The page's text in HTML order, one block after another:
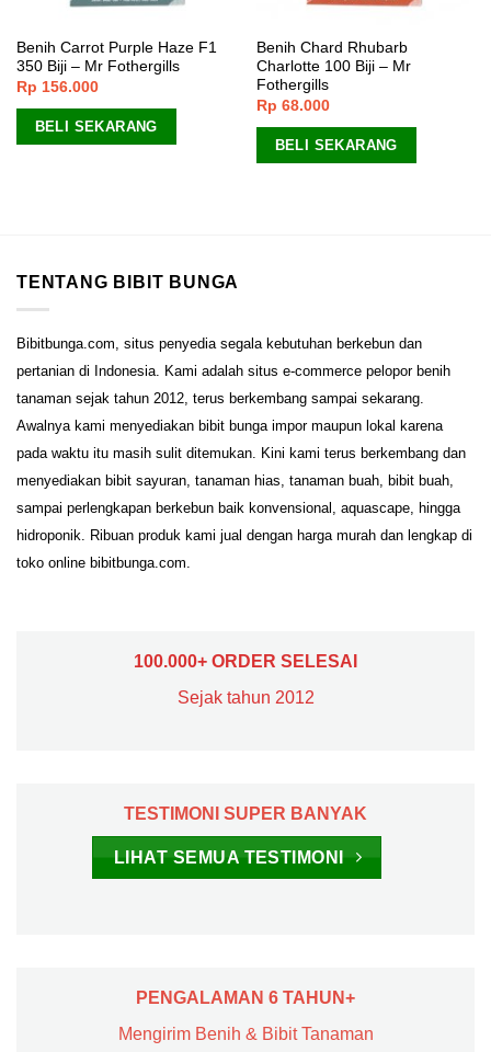
Benih Carrot Purple Haze F1
350 Biji – Mr Fothergills
Rp 156.000
BELI SEKARANG
Benih Chard Rhubarb
Charlotte 100 Biji – Mr
Fothergills
Rp 68.000
BELI SEKARANG
TENTANG BIBIT BUNGA
Bibitbunga.com, situs penyedia segala kebutuhan berkebun dan
pertanian di Indonesia. Kami adalah situs e-commerce pelopor benih
tanaman sejak tahun 2012, terus berkembang sampai sekarang.
Awalnya kami menyediakan bibit bunga impor maupun lokal karena
pada waktu itu masih sulit ditemukan. Kini kami terus berkembang dan
menyediakan bibit sayuran, tanaman hias, tanaman buah, bibit buah,
sampai perlengkapan berkebun baik konvensional, aquascape, hingga
hidroponik. Ribuan produk kami jual dengan harga murah dan lengkap di
toko online bibitbunga.com.
100.000+ ORDER SELESAI
Sejak tahun 2012
TESTIMONI SUPER BANYAK
LIHAT SEMUA TESTIMONI
PENGALAMAN 6 TAHUN+
Mengirim Benih & Bibit Tanaman